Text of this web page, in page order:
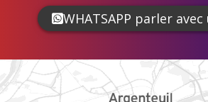
WHATSAPP parler